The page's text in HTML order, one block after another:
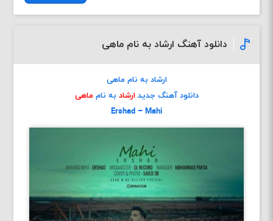
دانلود آهنگ ارشاد به نام ماهی
ارشاد به نام ماهی
دانلود آهنگ جدید ارشاد به نامماهی
Ershad – Mahi